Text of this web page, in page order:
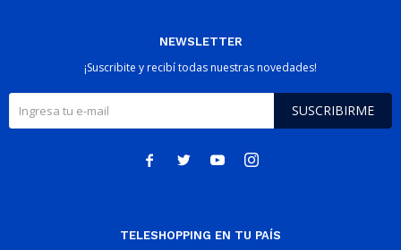
NEWSLETTER
¡Suscribite y recibí todas nuestras novedades!
SUSCRIBIRME
   
TELESHOPPING EN TU PAÍS